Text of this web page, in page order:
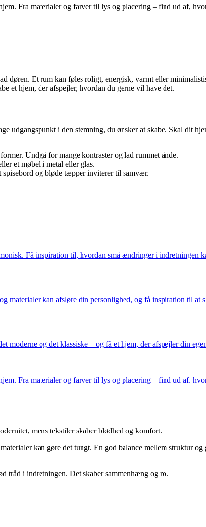
Fra materialer og farver til lys og placering – find ud af,
døren. Et rum kan føles roligt, energisk, varmt eller
et hjem, der afspejler, hvordan du gerne vil have det.
udgangspunkt i den stemning, du ønsker at skabe. Skal dit
Undgå for mange kontraster og lad rummet ånde.
et møbel i metal eller glas.
og bløde tæpper inviterer til samvær.
Få inspiration til, hvordan små ændringer i indretningen
materialer kan afsløre din personlighed, og få inspiration til at
moderne og det klassiske – og få et hjem, der afspejler din
Fra materialer og farver til lys og placering – find ud af,
mens tekstiler skaber blødhed og komfort.
kan gøre det tungt. En god balance mellem struktur og
tråd i indretningen. Det skaber sammenhæng og ro.